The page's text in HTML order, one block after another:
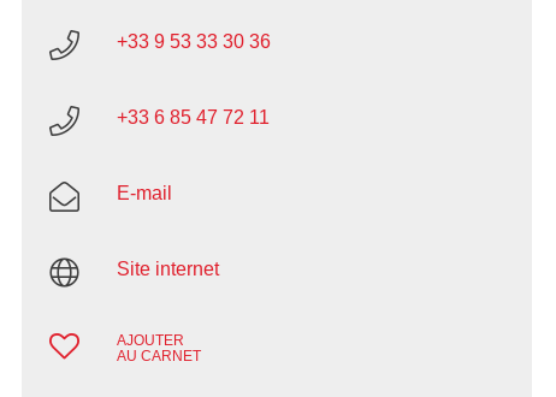
+33 9 53 33 30 36
+33 6 85 47 72 11
E-mail
Site internet
AJOUTER
AU CARNET